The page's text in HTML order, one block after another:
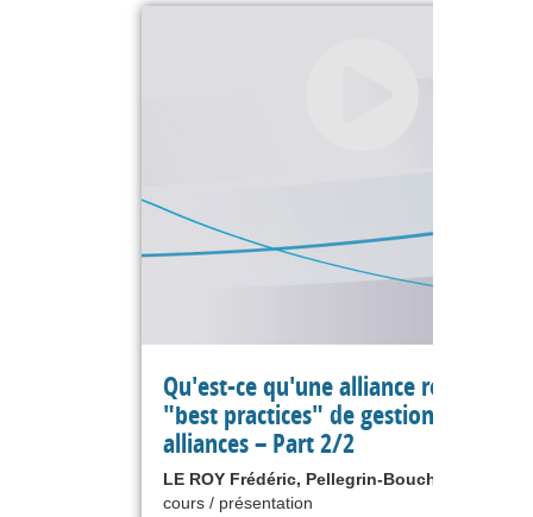
Qu'est-ce qu'une alliance réussie :
"best practices" de gestion des
alliances – Part 2/2
LE ROY Frédéric, Pellegrin-Boucher Estelle
cours / présentation